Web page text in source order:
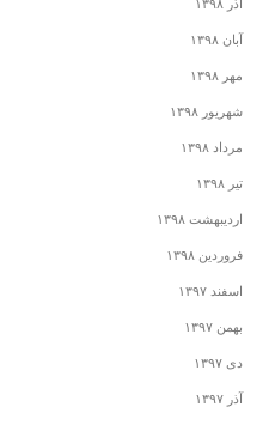
آذر ۱۳۹۸
آبان ۱۳۹۸
مهر ۱۳۹۸
شهریور ۱۳۹۸
مرداد ۱۳۹۸
تیر ۱۳۹۸
اردیبهشت ۱۳۹۸
فروردین ۱۳۹۸
اسفند ۱۳۹۷
بهمن ۱۳۹۷
دی ۱۳۹۷
آذر ۱۳۹۷